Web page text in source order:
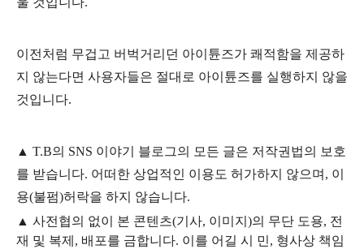
이전처럼 무겁고 버벅거리던 아이튠즈가 쾌적함을 제공하
지 않는다면 사용자들은 절대로 아이튠즈를 실행하지 않을
것입니다.
▲ T.B의 SNS 이야기 블 로그의 모든 글은 저작권법의 보호
를 받습니다. 어떠한 상업적인 이용도 허가하지 않으며, 이
용(불펌)허락을 하지 않습니다.
▲ 사전협의 없이 본 콘텐츠(기사, 이미지)의 무단 도용, 전
재 및 복제, 배포를 금합니다. 이를 어길 시 민, 형사상 책임